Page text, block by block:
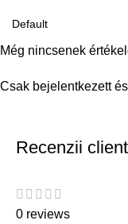
Még nincsenek
Csak bejelentkezett
Recenzii
0 reviews